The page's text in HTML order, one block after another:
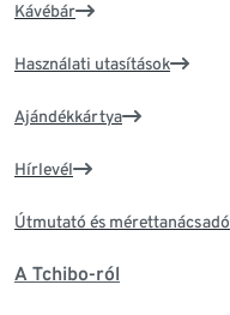
Kávébár
Használati utasítások
Ajándékkártya
Hírlevél
Útmutató és mérettanácsadó
A Tchibo-ról